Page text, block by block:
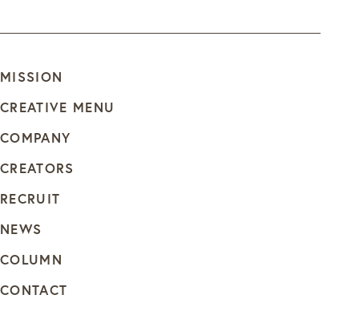
MISSION
CREATIVE MENU
COMPANY
CREATORS
RECRUIT
NEWS
COLUMN
CONTACT